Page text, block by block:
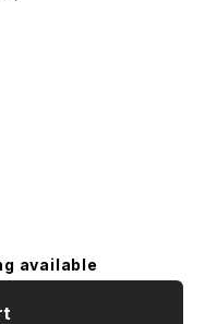
available